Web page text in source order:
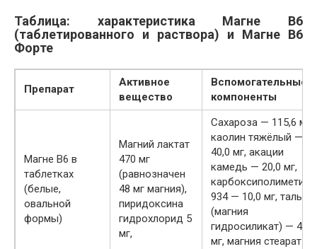
Таблица: характеристика Магне В6
(таблетированного и раствора) и Магне В6
Форте
Препарат
Активное
вещество
Вспомогательные
компоненты
Магне В6 в
таблетках
(белые,
овальной
формы)
Магний лактат
470 мг
(равнозначен
48 мг магния),
пиридоксина
гидрохлорид 5
мг,
Сахароза — 115,6 мг,
каолин тяжёлый —
40,0 мг, акации
камедь — 20,0 мг,
934 — 10,0 мг, тальк
(магния
гидросиликат) — 42,7
мг, магния стеарат —